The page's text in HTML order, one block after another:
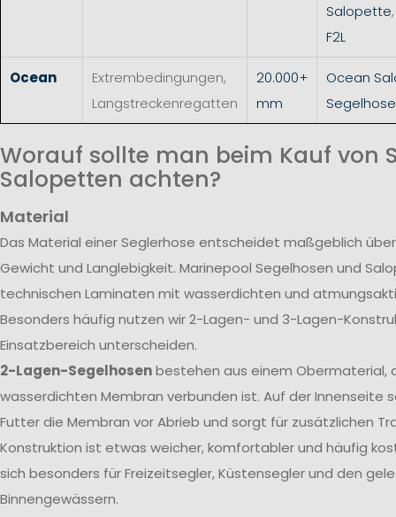
Salopette
F2L
Ocean
Extrembedingungen,
Langstreckenregatten
20.000+
mm
Ocean
Segelhose
Worauf sollte man beim Kauf von
Salopetten achten?
Material
Das Material einer Seglerhose entscheidet maßgeblich
Gewicht und Langlebigkeit. Marinepool Segelhosen und
technischen Laminaten mit wasserdichten und
Besonders häufig nutzen wir 2-Lagen- und 3-Lagen-
Einsatzbereich unterscheiden.
2-Lagen-Segelhosenbestehen aus einem Obermaterial,
wasserdichten Membran verbunden ist. Auf der Innenseite
Futter die Membran vor Abrieb und sorgt für zusätzlichen
Konstruktion ist etwas weicher, komfortabler und häufig
sich besonders für Freizeitsegler, Küstensegler und den
Binnengewässern.